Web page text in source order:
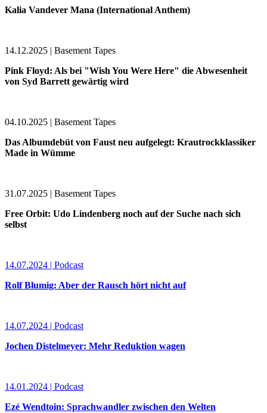
Kalia Vandever Mana (International Anthem)
14.12.2025 | Basement Tapes
Pink Floyd: Als bei "Wish You Were Here" die Abwesenheit
von Syd Barrett gewärtig wird
04.10.2025 | Basement Tapes
Das Albumdebüt von Faust neu aufgelegt: Krautrockklassiker
Made in Wümme
31.07.2025 | Basement Tapes
Free Orbit: Udo Lindenberg noch auf der Suche nach sich
selbst
14.07.2024 | Podcast
Rolf Blumig: Aber der Rausch hört nicht auf
14.07.2024 | Podcast
Jochen Distelmeyer: Mehr Reduktion wagen
14.01.2024 | Podcast
Ezé Wendtoin: Sprachwandler zwischen den Welten